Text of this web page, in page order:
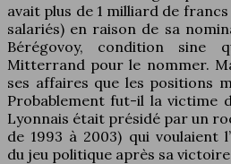
avait plus de 1 milliard de
salariés) en raison de sa
Bérégovoy, condition sine
Mitterrand pour le nommer.
ses affaires que les positions
Probablement fut-il la victime
Lyonnais était présidé par un
de 1993 à 2003) qui voulaient
du jeu politique après sa